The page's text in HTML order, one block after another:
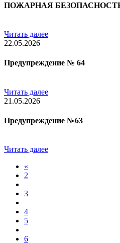
ПОЖАРНАЯ
Читать далее
22.05.2026
Предупреждение № 64
Читать далее
21.05.2026
Предупреждение №63
Читать далее
«
2
3
4
5
6